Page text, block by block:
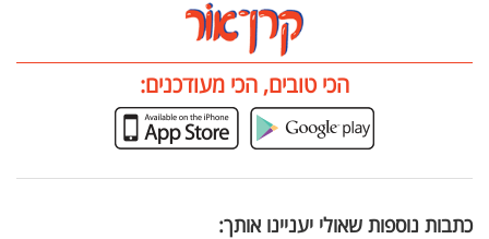
הכי טובים, הכי מעודכנים:
כתבות נוספות שאולי יעניינו אותך: